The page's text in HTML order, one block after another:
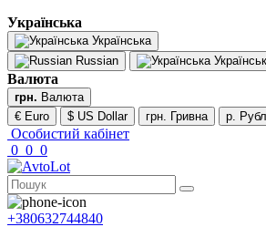
Українська
Українська
Russian
Валюта
грн. Валюта
€ Euro
$ US Dollar грн. Гривна р.
Особистий кабінет
0 0 0
+380632744840